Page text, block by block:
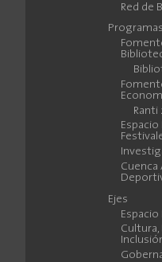
Red de
Programas
Ranti
Espacio
Cuenca
Ejes
Espacio
Cultura,